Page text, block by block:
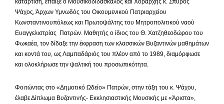
Ψάχος, Άρχων Υμνωδός του Οικουμενικού Πατριαρχείου
Κωνσταντινουπόλεως και Πρωτοψάλτης του Μητροπολιτικού ναού
Ευαγγελιστρίας Πατρών. Μαθητής ο ίδιος του Θ. Χατζηθεοδώρου του
Φωκαέα, τον δίδαξε την έκφραση των κλασσικών Βυζαντινών μαθημάτων
και κοντά του, ως Λαμπαδάριός του πλέον από το 1989, διαμόρφωσε
και ολοκλήρωσε την ψαλτική του προσωπικότητα.
Φοιτώντας στο «Δημοτικό Ωδείο» Πατρών, στην τάξη του κ. Ψάχου,
έλαβε Δίπλωμα Βυζαντινής- Εκκλησιαστικής Μουσικής με «Άριστα»,